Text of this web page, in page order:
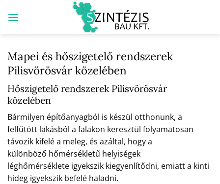
Mapei és hőszigetelő rendszerek
Pilisvörösvár közelében
Hőszigetelő rendszerek Pilisvörösvár
közelében
Bármilyen építőanyagból is készül otthonunk, a
felfűtött lakásból a falakon keresztül folyamatosan
távozik kifelé a meleg, és azáltal, hogy a
különböző hőmérsékletű helyiségek
léghőmérséklete igyekszik kiegyenlítődni, emiatt a kinti
hideg igyekszik befelé haladni.